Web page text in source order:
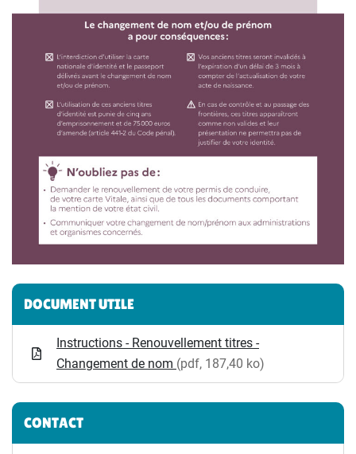
Informations complémentaires
DOCUMENT UTILE
Instructions - Renouvellement titres -
Changement de nom (pdf, 187,40 ko)
CONTACT